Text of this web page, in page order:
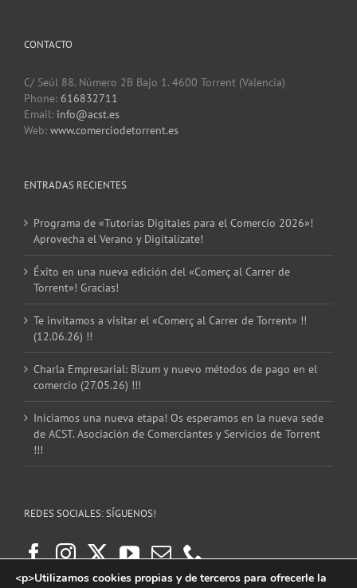
CONTACTO
C/ Seúl 88. Número 2B Bajo 1. 4600 Torrent (Valencia)
Phone: 616832711
Email: info@acst.es
Web: www.comerciodetorrent.es
ENTRADAS RECIENTES
Programa de «Tutorías Digitales para el Comercio 2026»!
Aprovecha el Verano y Digitalízate!
Éxito en una nueva edición del «Comerç al Carrer de
Torrent»! Gracias!
Te invitamos a visitar el «Comerç al Carrer de Torrent» !!
(12.06.26) !!
Charla Empresarial: Bizum y nuevo métodos de pago en el
comercio (27.05.26) !!!
Iniciamos una nueva etapa! Os esperamos en la nueva sede
de ACST. Asociación de Comerciantes y Servicios de Torrent
!!!
REDES SOCIALES: SÍGUENOS!
<p>Utilizamos cookies propias y de terceros para ofrecerle la